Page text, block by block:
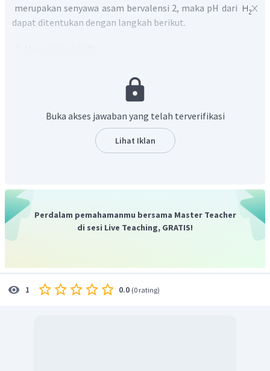
merupakan senyawa asam bervalensi 2, maka pH dari
dapat ditentukan dengan langkah berikut.
Jadi, pH dari
Buka akses jawaban yang telah terverifikasi
Lihat Iklan
Perdalam pemahamanmu bersama Master Teacher
di sesi Live Teaching, GRATIS!
1 0.0 (0 rating)